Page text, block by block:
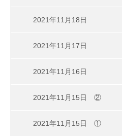
2021年11月18日
2021年11月17日
2021年11月16日
2021年11月15日 ②
2021年11月15日 ①